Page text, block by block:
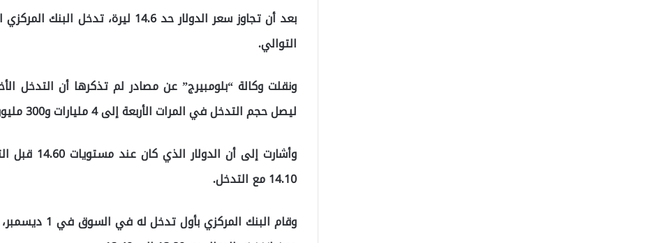
بعد أن تجاوز سعر الدولار حد 14.6
التوالي.
ليصل حجم التدخل في المرات الأربعة إلى 4 مليارات و300 مليون دولار.
وأشارت إلى
14.10 مع التدخل.
وقام البنك